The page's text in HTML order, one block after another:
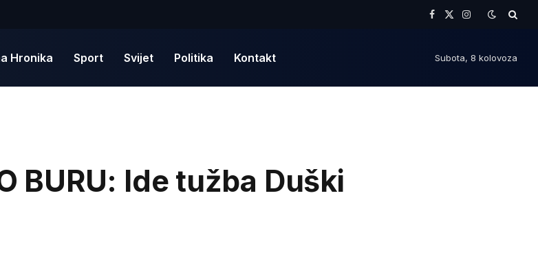
Facebook
X
Instagram
Hronika Sport Svijet Politika Kontakt Subota, 8 kolovoza
BURU: Ide tužba Duški